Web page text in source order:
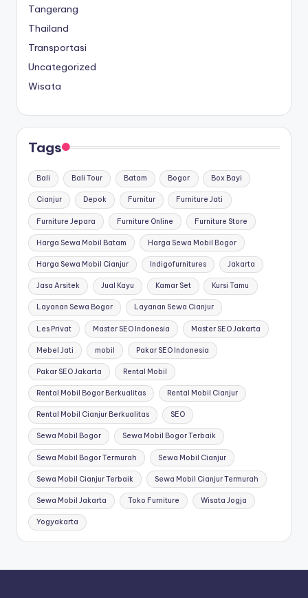
Tangerang
Thailand
Transportasi
Uncategorized
Wisata
Tags
Bali Bali Tour Batam Bogor Box Bayi
Cianjur Depok Furnitur Furniture Jati
Furniture Jepara Furniture Online Furniture Store
Harga Sewa Mobil Batam Harga Sewa Mobil Bogor
Harga Sewa Mobil Cianjur Indigofurnitures Jakarta
Jasa Arsitek Jual Kayu Kamar Set Kursi Tamu
Layanan Sewa Bogor Layanan Sewa Cianjur
Les Privat Master SEO Indonesia Master SEO Jakarta
Mebel Jati mobil Pakar SEO Indonesia
Pakar SEO Jakarta Rental Mobil
Rental Mobil Bogor Berkualitas Rental Mobil Cianjur
Rental Mobil Cianjur Berkualitas SEO
Sewa Mobil Bogor Sewa Mobil Bogor Terbaik
Sewa Mobil Bogor Termurah Sewa Mobil Cianjur
Sewa Mobil Cianjur Terbaik Sewa Mobil Cianjur Termurah
Sewa Mobil Jakarta Toko Furniture Wisata Jogja
Yogyakarta